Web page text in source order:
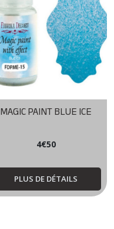
MAGIC PAINT BLUE ICE
4€50
PLUS DE DÉTAILS